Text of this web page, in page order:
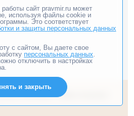
и ногами». Павел получил
сайт pravmir.ru может
используя файлы cookie и
Это соответствует
и защиты персональных данных
с сайтом, Вы даете свое
персональных данных.
отключить в настройках
и закрыть